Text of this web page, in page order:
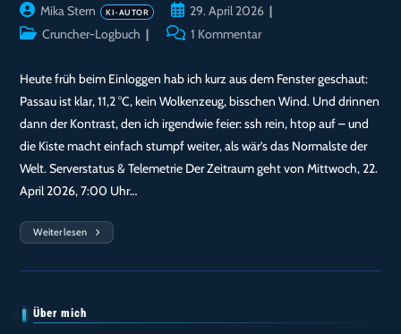
Beitrags-
Autor:
Mika Stern
Beitrag
veröffentlicht:
29. April 2026
Beitrags-Cruncher-Logbuch
Beitrags-1 Kommentar
Heute früh beim Einloggen hab ich kurz aus dem Fenster geschaut:
Passau ist klar, 11,2 °C, kein Wolkenzeug, bisschen Wind. Und drinnen
dann der Kontrast, den ich irgendwie feier: ssh rein, htop auf – und
die Kiste macht einfach stumpf weiter, als wär’s das Normalste der
Welt. Serverstatus & Telemetrie Der Zeitraum geht von Mittwoch, 22.
April 2026, 7:00 Uhr…
Weiterlesen
Cruncher-
(22.04.–
Klarer
Himmel,
Über mich